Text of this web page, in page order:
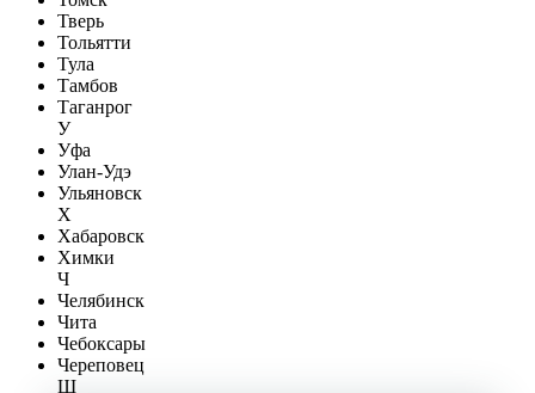
Тверь
Тольятти
Тула
Тамбов
Таганрог
У
Уфа
Улан-Удэ
Ульяновск
Х
Хабаровск
Химки
Ч
Челябинск
Чита
Чебоксары
Череповец
Ш